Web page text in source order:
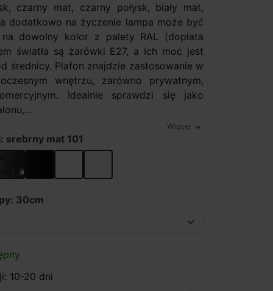
czarny mat, czarny połysk, biały mat,
a dodatkowo na życzenie lampa może być
na dowolny kolor z palety RAL (dopłata
światła są żarówki E27, a ich moc jest
średnicy. Plafon znajdzie zastosowanie w
wnętrzu, zarówno prywatnym,
Idealnie sprawdzi się jako
Więcej expand_more
srebrny mat 101
połysk 102
połysk 119
czarny mat 116
biały mat 117bialy polysk113
30cm
10-20 dni